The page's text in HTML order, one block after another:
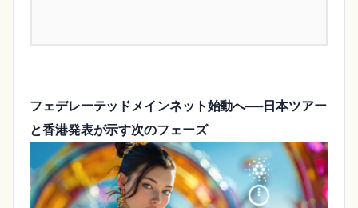
フェデレーテッドメインネット始動へ──日本ツアー
と香港発表が示す次のフェーズ